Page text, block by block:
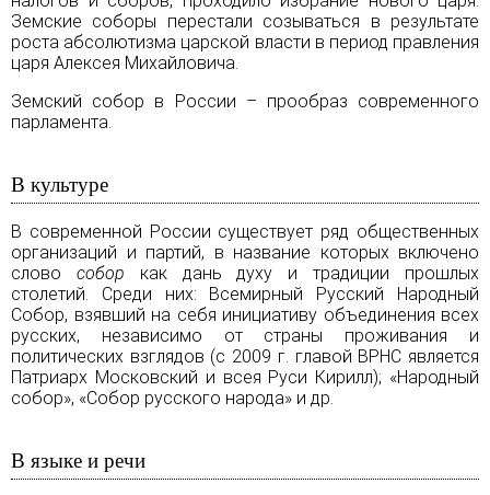
Земские соборы перестали созываться в результате
роста абсолютизма царской власти в период правления
царя Алексея Михайловича.
Земский собор в России – прообраз современного
парламента.
В культуре
В современной России существует ряд общественных
организаций и партий, в название которых включено
слово собор как дань духу и традиции прошлых
столетий. Среди них: Всемирный Русский Народный
Собор, взявший на себя инициативу объединения всех
русских, независимо от страны проживания и
политических взглядов (с 2009 г. главой ВРНС является
Патриарх Московский и всея Руси Кирилл); «Народный
собор», «Собор русского народа» и др.
В языке и речи